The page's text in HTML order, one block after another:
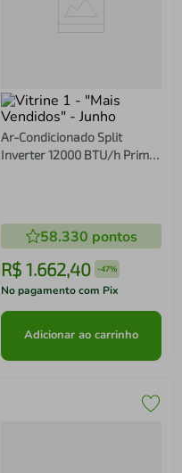
Ar-Condicionado Split
Inverter 12000 BTU/h Prime
58.330 pontos
R$ 1.662,40 -47%
No pagamento com Pix
Adicionar ao carrinho